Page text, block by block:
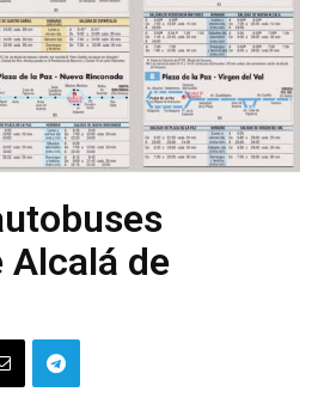
Alcalá de